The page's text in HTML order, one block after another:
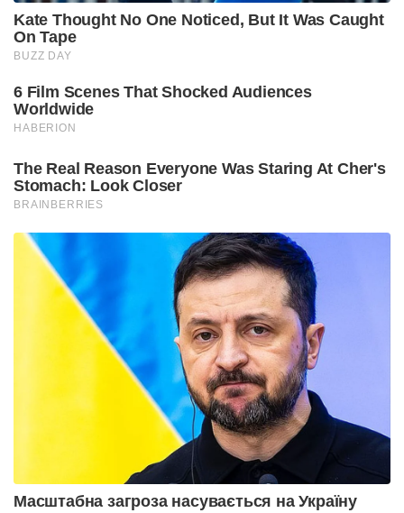
Kate Thought No One Noticed, But It Was Caught
On Tape
BUZZ DAY
6 Film Scenes That Shocked Audiences
Worldwide
HABERION
The Real Reason Everyone Was Staring At Cher's
Stomach: Look Closer
BRAINBERRIES
Масштабна загроза насувається на Україну